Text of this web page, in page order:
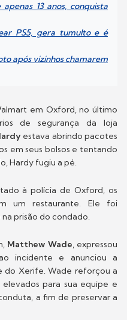
13 anos, conquista
PS5, gera tumulto e é
após vizinhos chamarem
em Oxford, no último
de segurança da loja
estava abrindo pacotes
em seus bolsos e tentando
Hardy fugiu a pé.
à polícia de Oxford, os
um restaurante. Ele foi
prisão do condado.
Matthew Wade, expressou
incidente e anunciou a
do Xerife. Wade reforçou a
para sua equipe e
a fim de preservar a